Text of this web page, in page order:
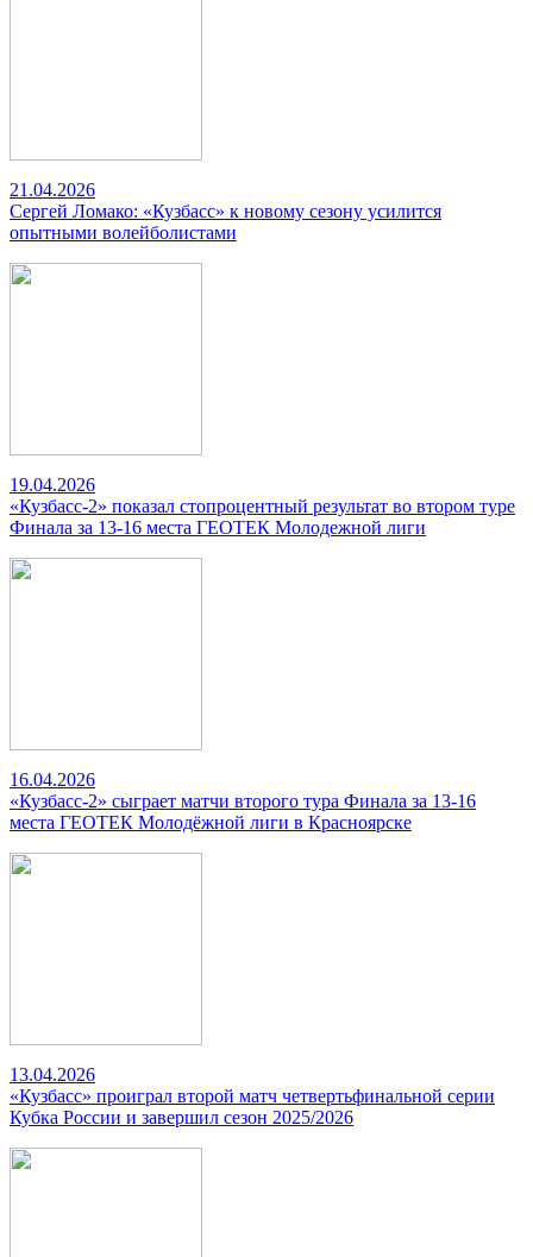
21.04.2026
Сергей Ломако: «Кузбасс» к новому сезону усилится
опытными волейболистами
19.04.2026
«Кузбасс-2» показал стопроцентный результат во втором туре
Финала за 13-16 места ГЕОТЕК Молодежной лиги
16.04.2026
«Кузбасс-2» сыграет матчи второго тура Финала за 13-16
места ГЕОТЕК Молодёжной лиги в Красноярске
13.04.2026
«Кузбасс» проиграл второй матч четвертьфинальной серии
Кубка России и завершил сезон 2025/2026